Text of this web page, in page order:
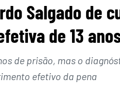
Salgado de
de 13
de prisão, mas o
efetivo da pena